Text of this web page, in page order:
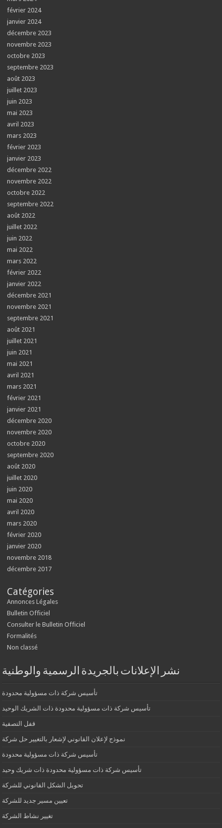
février 2024
janvier 2024
décembre 2023
novembre 2023
octobre 2023
septembre 2023
août 2023
juillet 2023
juin 2023
mai 2023
avril 2023
mars 2023
février 2023
janvier 2023
décembre 2022
novembre 2022
octobre 2022
septembre 2022
août 2022
juillet 2022
juin 2022
mai 2022
mars 2022
février 2022
janvier 2022
décembre 2021
novembre 2021
septembre 2021
août 2021
juillet 2021
juin 2021
mai 2021
avril 2021
mars 2021
février 2021
janvier 2021
décembre 2020
novembre 2020
octobre 2020
septembre 2020
août 2020
juillet 2020
juin 2020
mai 2020
avril 2020
mars 2020
février 2020
janvier 2020
novembre 2018
décembre 2017
Catégories
Annonces Légales
Bulletin Officiel
Consulter le Bulletin Officiel
Formalités
Non classé
نشر الإعلانات بالجريدة الرسمية والوطنية
تأسيس شركة ذات مسؤولية محدودة
تأسيس شركة ذات مسؤولية محدودة ذات الشريك الوحيد
قفل التصفية
نموذج لإعلان القانوني لإشعار بالتغيير حل شركة
تأسيس شركة ذات مسؤولية محدودة
تأسيس شركة ذات مسؤولية محدودة ذات شريك وحيد
تحويل الشكل القانوني للشركة
تعيين مسير جديد للشركة
تغيير نشاط الشركة